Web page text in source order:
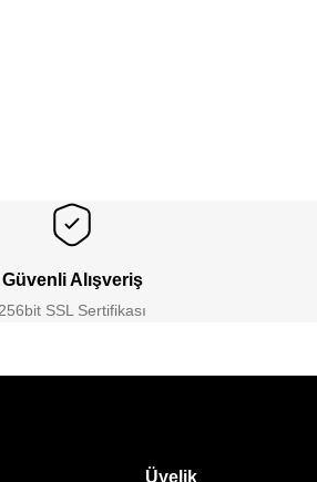
Güvenli Alışveriş
256bit SSL Sertifikası
Üyelik